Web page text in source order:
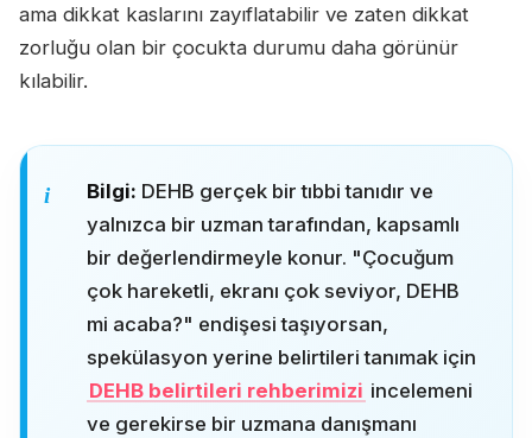
ama dikkat kaslarını zayıflatabilir ve zaten dikkat
zorluğu olan bir çocukta durumu daha görünür
kılabilir.
Bilgi: DEHB gerçek bir tıbbi tanıdır ve
yalnızca bir uzman tarafından, kapsamlı
bir değerlendirmeyle konur. "Çocuğum
çok hareketli, ekranı çok seviyor, DEHB
mi acaba?" endişesi taşıyorsan,
spekülasyon yerine belirtileri tanımak için
DEHB belirtileri rehberimizi incelemeni
ve gerekirse bir uzmana danışmanı